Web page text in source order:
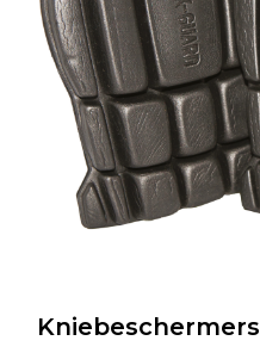
Golftassen
Autotassen
Goodiebags
Kniebeschermers